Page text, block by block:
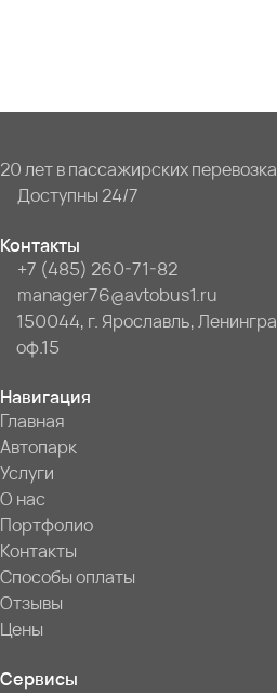
20 лет в пассажирских
Доступны 24/7
Контакты
+7 (485) 260-71-82
manager76@avtobus1.ru
150044, г. Ярославль,
оф.15
Навигация
Главная
Автопарк
Услуги
О нас
Портфолио
Контакты
Способы оплаты
Отзывы
Цены
Сервисы